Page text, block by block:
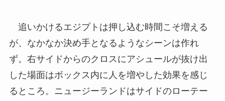
追いかけるエジプトは押し込む時間こそ増える
が、なかなか決め手となるようなシーンは作れ
ず。右サイドからのクロスにアシュールが抜け出
した場面はボックス内に人を増やした効果を感じ
るところ。ニュージーランドはサイドのローテー